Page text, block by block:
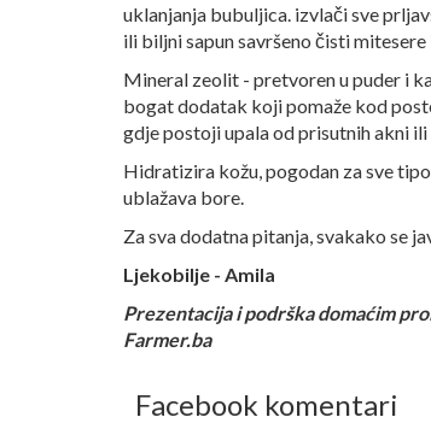
uklanjanja bubuljica. izvlači sve
ili biljni sapun savršeno čisti mitesere
Mineral zeolit - pretvoren u puder i
bogat dodatak koji pomaže kod
gdje postoji upala od prisutnih akni
Hidratizira kožu, pogodan za sve
ublažava bore.
Za sva dodatna pitanja, svakako se
Ljekobilje - Amila
Prezentacija i podrška domaćim
Farmer.ba
Facebook komentari